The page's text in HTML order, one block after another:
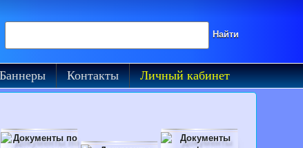
Баннеры Контакты Личный кабинет